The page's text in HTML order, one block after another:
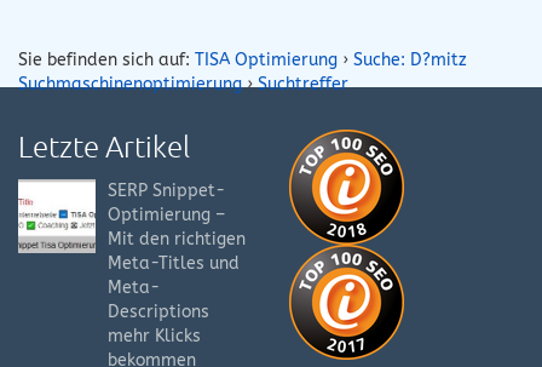
Sie befinden sich auf: TISA Optimierung › Suche: D?mitz
Suchmaschinenoptimierung›Suchtreffer
Letzte Artikel
SERP Snippet-
Optimierung –
Mit den richtigen
Meta-Titles und
Meta-
Descriptions
mehr Klicks
bekommen